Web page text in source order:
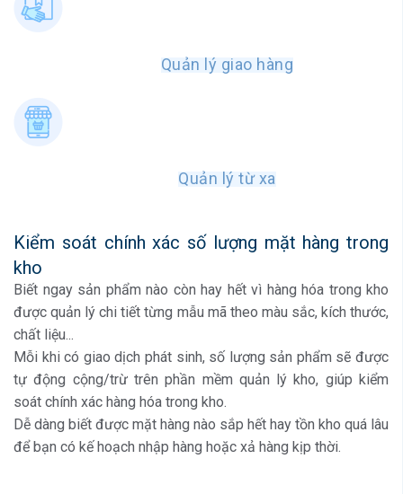
Quản lý giao hàng
Quản lý từ xa
Kiểm soát chính xác số lượng mặt hàng trong
kho
Biết ngay sản phẩm nào còn hay hết vì hàng hóa trong kho
được quản lý chi tiết từng mẫu mã theo màu sắc, kích thước,
chất liệu...
Mỗi khi có giao dịch phát sinh, số lượng sản phẩm sẽ được
tự động cộng/trừ trên phần mềm quản lý kho, giúp kiểm
soát chính xác hàng hóa trong kho.
Dễ dàng biết được mặt hàng nào sắp hết hay tồn kho quá lâu
để bạn có kế hoạch nhập hàng hoặc xả hàng kịp thời.